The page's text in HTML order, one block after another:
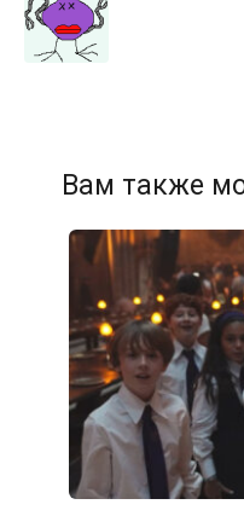
Вам также